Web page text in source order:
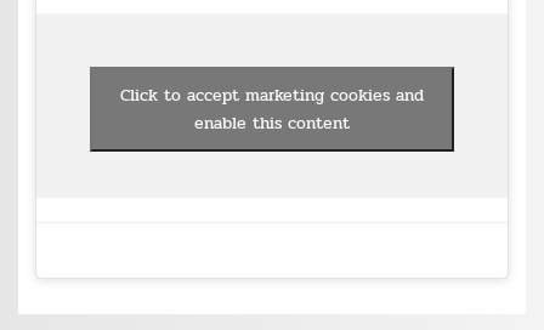
Click to accept marketing cookies and
enable this content